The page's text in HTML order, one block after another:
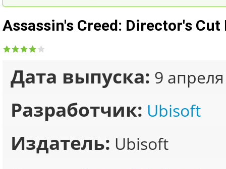
Assassin's Creed: Director's
Дата выпуска: 9
Разработчик: Ubisoft
Издатель: Ubisoft